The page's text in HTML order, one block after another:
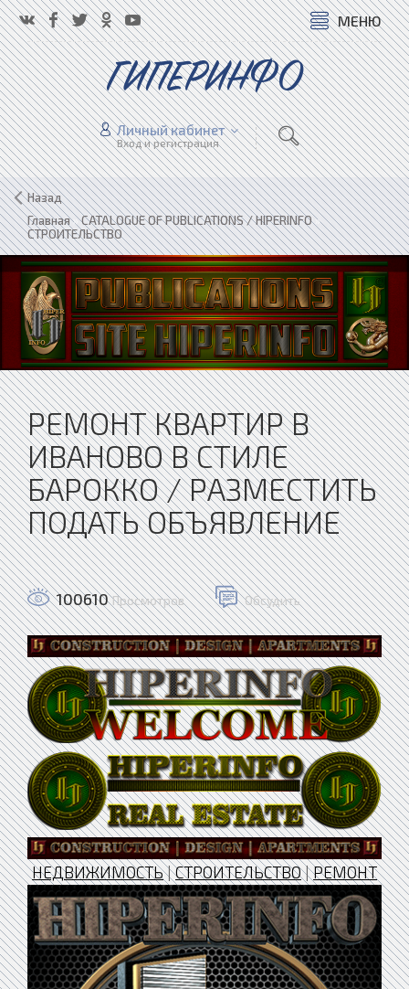
МЕНЮ
ГИПЕРИНФО
Личный кабинет
Вход и регистрация
Назад
Главная»CATALOGUE OF PUBLICATIONS / HIPERINFO»
СТРОИТЕЛЬСТВО
РЕМОНТ КВАРТИР В
ИВАНОВО В СТИЛЕ
БАРОККО / РАЗМЕСТИТЬ
ПОДАТЬ ОБЪЯВЛЕНИЕ
100610 Просмотров Обсудить
НЕДВИЖИМОСТЬ|СТРОИТЕЛЬСТВО|РЕМОНТ